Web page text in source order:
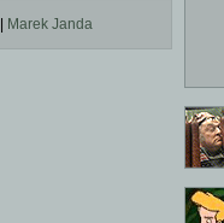
Marek Janda